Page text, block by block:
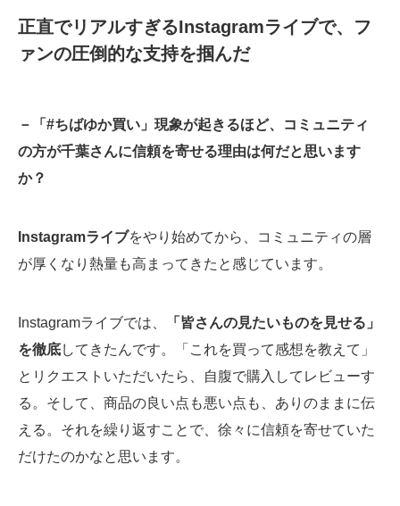
正直でリアルすぎるInstagramライブで、フ
ァンの圧倒的な支持を掴んだ
－「#ちばゆか買い」現象が起きるほど、コミュニティ
の方が千葉さんに信頼を寄せる理由は何だと思います
か？
Instagramライブをやり始めてから、コミュニティの層
が厚くなり熱量も高まってきたと感じています。
Instagramライブでは、
「皆さんの見たいものを見せる」
を徹底してきたんです。「これを買って感想を教えて」
とリクエストいただいたら、自腹で購入してレビューす
る。そして、商品の良い点も悪い点も、ありのままに伝
える。それを繰り返すことで、徐々に信頼を寄せていた
だけたのかなと思います。